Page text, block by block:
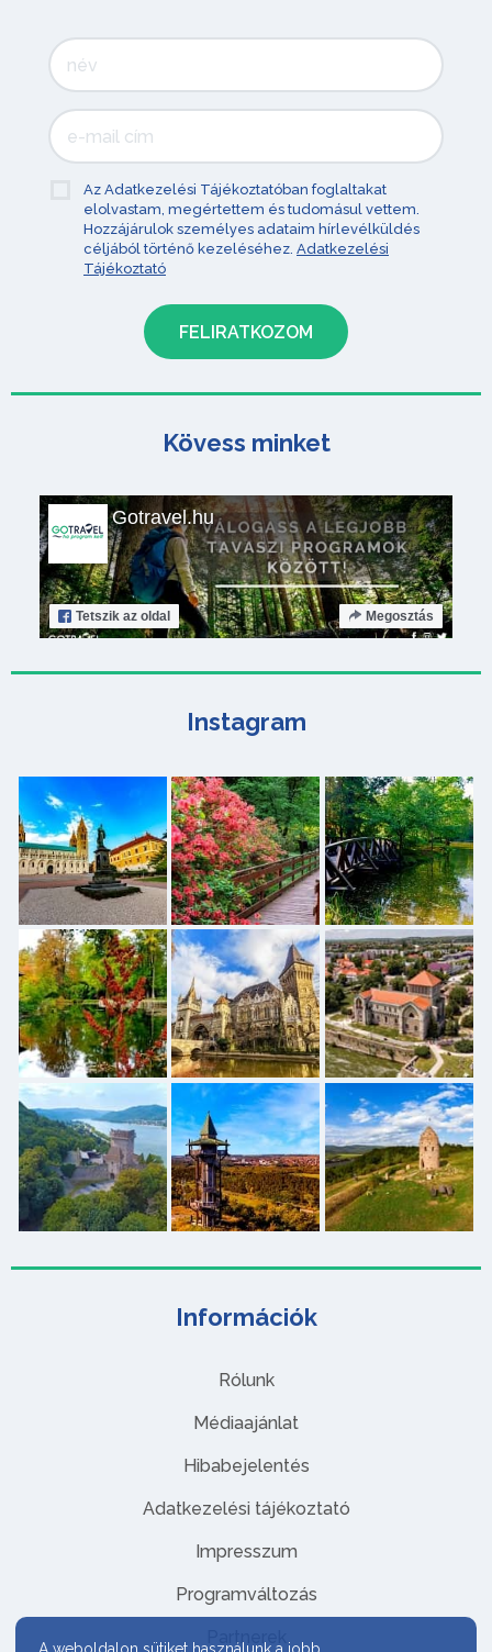
Információk
Rólunk
Médiaajánlat
Hibabejelentés
Adatkezelési tájékoztató
Impresszum
Programváltozás
Partnerek
Az Adatkezelési Tájékoztatóban foglaltakat
elolvastam, megértettem és tudomásul vettem.
Hozzájárulok személyes adataim hírlevélküldés
céljából történő kezeléséhez. Adatkezelési
Tájékoztató
Kövess minket
Gotravel.hu
Tetszik az oldal Megosztás
Instagram